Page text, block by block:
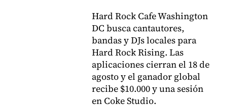
Hard Rock Cafe Washington
DC busca cantautores,
bandas y DJs locales para
Hard Rock Rising. Las
aplicaciones cierran el 18 de
agosto y el ganador global
recibe $10.000 y una sesión
en Coke Studio.